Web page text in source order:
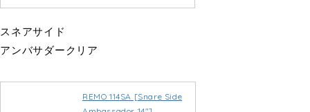
スネアサイド
アンバサダークリア
REMO 114SA [Snare Side